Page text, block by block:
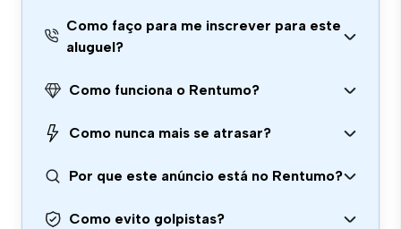
Como faço para me inscrever para este
aluguel?
Como funciona o Rentumo?
Como nunca mais se atrasar?
Por que este anúncio está no Rentumo?
Como evito golpistas?